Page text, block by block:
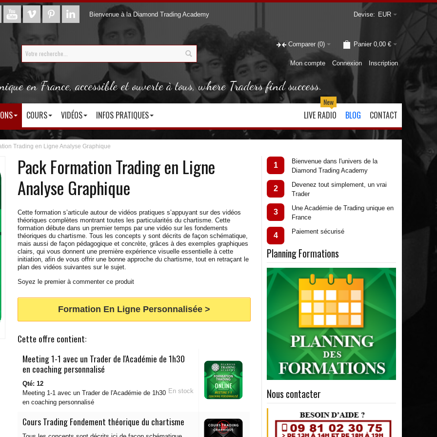
Bienvenue à la Diamond Trading Academy Devise: EUR
Panier 0,00 €
Comparer (0)
Mon compte Connexion Inscription
en France, accessible et ouverte à tous, where Traders find success.
COURS VIDÉOS INFOS PRATIQUES CONTACT
BLOG
LIVE RADIO
New
Trading en Ligne Analyse Graphique
Pack Formation Trading en Ligne
Analyse Graphique
Cette formation s’articule autour de vidéos pratiques s’appuyant sur des vidéos
théoriques complètes montrant toutes les particularités du chartisme. Cette
formation débute dans un premier temps par une vidéo sur les fondements
théoriques du chartisme. Tous les concepts y sont décrits de façon schématique,
mais aussi de façon pédagogique et concrète, grâces à des exemples graphiques
clairs, qui vous donnent une première expérience visuelle essentielle à cette
initiation, afin de vous offrir une bonne approche du chartisme, tout en retraçant le
plan des vidéos suivantes sur le sujet.
Soyez le premier à commenter ce produit
Formation En Ligne Personnalisée >
Cette offre contient:
Meeting 1-1 avec un Trader de l'Académie de 1h30
en coaching personnalisé
Qté: 12
En stock
Meeting 1-1 avec un Trader de l'Académie de 1h30
en coaching personnalisé
Cours Trading Fondement théorique du chartisme
1
Bienvenue dans l'univers de la
Diamond Trading Academy
2
Devenez tout simplement, un vrai
Trader
3
Une Académie de Trading unique en
France
4 Paiement sécurisé
Planning Formations
Nous contacter